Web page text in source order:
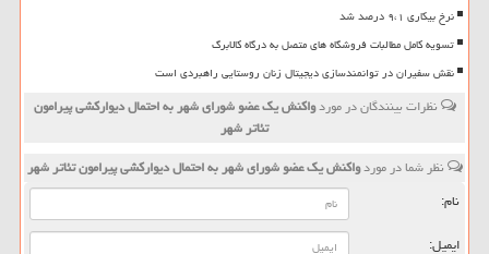
نرخ بیکاری ۹،۱ درصد شد
تسویه کامل مطالبات فروشگاه های متصل به درگاه کالابرگ
نقش سفیران در توانمندسازی دیجیتال زنان روستایی راهبردی است
نظرات بینندگان در موردواكنش یك عضو شورای شهر به احتمال دیواركشی پیرامون
تئاتر شهر
نظر شما در موردواكنش یك عضو شورای شهر به احتمال دیواركشی پیرامون تئاتر شهر
نام:
ایمیل: